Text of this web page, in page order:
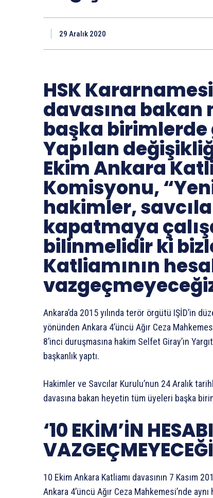
29 Aralık 2020
HSK
davasına bakan
başka
Yapılan
Ekim Ankara
Komisyonu,
hakimler,
kapatmaya
bilinmelidir ki
Katliamının
Ankara’da 2015 yılında terör örgütü IŞİD’in
yönünden Ankara 4’üncü Ağır Ceza
8’inci duruşmasına hakim Selfet Giray’ın
başkanlık yaptı.
Hakimler ve Savcılar Kurulu’nun 24 Aralık
davasına bakan heyetin tüm üyeleri başka
‘10 EKİM’İN
10 Ekim Ankara Katliamı davasının 7 Kasım
Ankara 4’üncü Ağır Ceza Mahkemesi’nde